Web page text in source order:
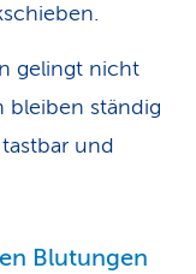
gelingt nicht
bleiben ständig
und
Blutungen